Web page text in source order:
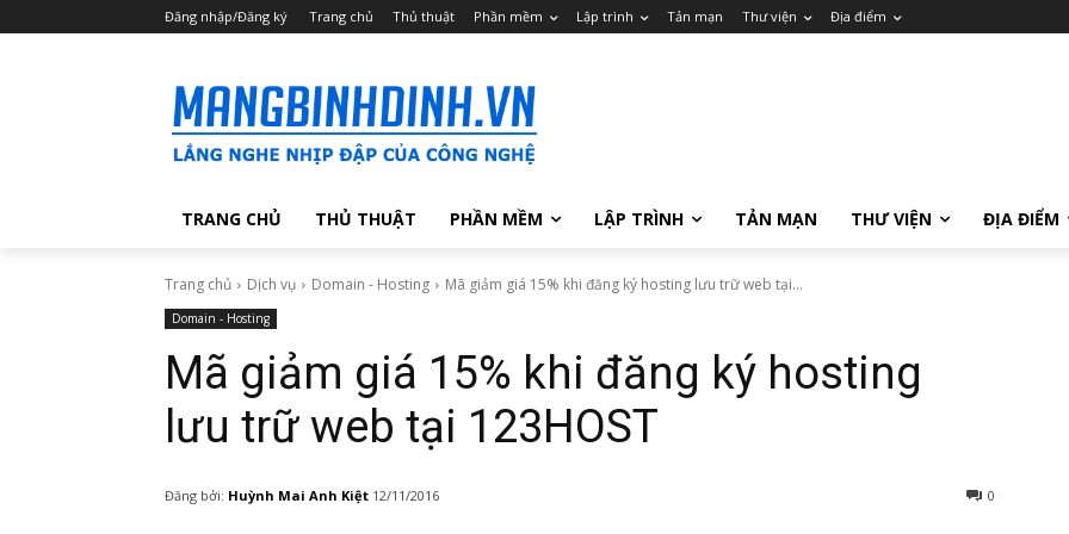
Đăng nhập/Đăng ký Trang chủ Thủ thuật Phần mềm Lập trình Tản mạn Thư viện Địa điểm
TRANG CHỦ THỦ THUẬT PHẦN MỀM LẬP TRÌNH TẢN MẠN THƯ VIỆN ĐỊA ĐIỂM
Trang chủ Dịch vụ Domain - Hosting Mã giảm giá 15% khi đăng ký hosting lưu trữ web tại...
Domain - Hosting
Mã giảm giá 15% khi đăng ký hosting
lưu trữ web tại 123HOST
Đăng bởi: Huỳnh Mai Anh Kiệt 12/11/2016 0